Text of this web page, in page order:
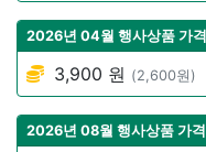
2026년 04월 행사상품 가격
3,900 원 (2,600원)
2026년 08월 행사상품 가격